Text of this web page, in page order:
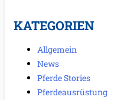
KATEGORIEN
Allgemein
News
Pferde Stories
Pferdeausrüstung